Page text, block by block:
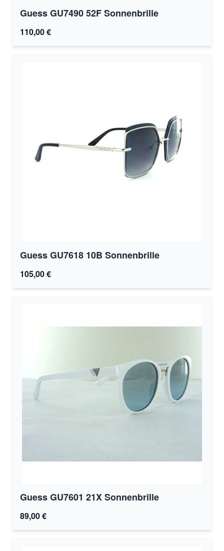
Guess GU7490 52F Sonnenbrille
110,00 €
Guess GU7618 10B Sonnenbrille
105,00 €
Guess GU7601 21X Sonnenbrille
89,00 €